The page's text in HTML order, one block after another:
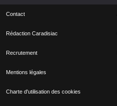
Contact
Rédaction Caradisiac
Recrutement
Mentions légales
Charte d'utilisation des cookies